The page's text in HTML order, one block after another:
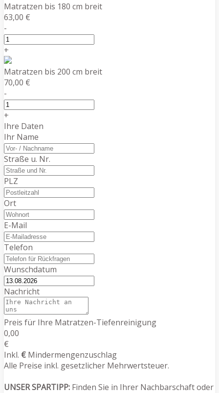
Matratzen bis 180 cm breit
63,00 €
-
+
Matratzen bis 200 cm breit
70,00 €
-
+
Ihre Daten
Ihr Name
Straße u. Nr.
PLZ
Ort
E-Mail
Telefon
Wunschdatum
Nachricht
Preis für Ihre Matratzen-Tiefenreinigung
0,00
€
Inkl. € Mindermengenzuschlag
Alle Preise inkl. gesetzlicher Mehrwertsteuer.
UNSER SPARTIPP: Finden Sie in Ihrer Nachbarschaft oder